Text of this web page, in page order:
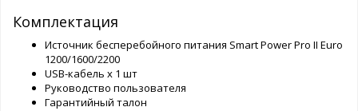
Комплектация
Источник бесперебойного питания Smart Power Pro II Euro
1200/1600/2200
USB-кабель х 1 шт
Руководство пользователя
Гарантийный талон